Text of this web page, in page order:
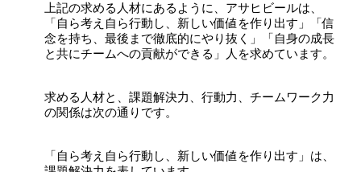
上記の求める人材にあるように、アサヒビールは、
「自ら考え自ら行動し、新しい価値を作り出す」「信
念を持ち、最後まで徹底的にやり抜く」「自身の成長
と共にチームへの貢献ができる」人を求めています。
求める人材と、課題解決力、行動力、チームワーク力
の関係は次の通りです。
「自ら考え自ら行動し、新しい価値を作り出す」は、